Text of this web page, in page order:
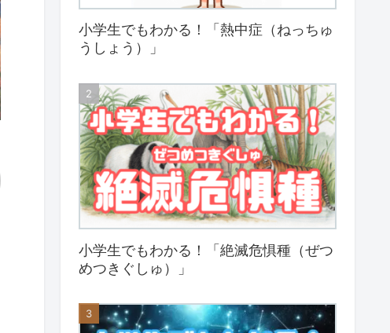
小学生でもわかる！「熱中症（ねっちゅ
うしょう）」
小学生でもわかる！「絶滅危惧種（ぜつ
めつきぐしゅ）」